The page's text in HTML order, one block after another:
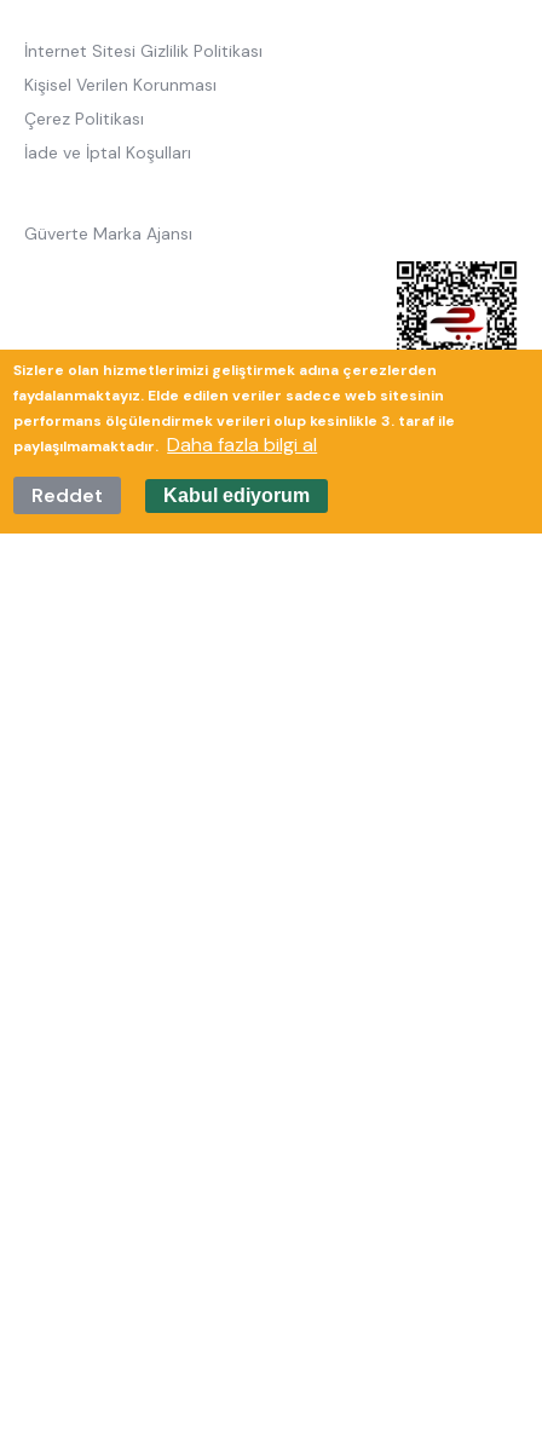
İnternet Sitesi Gizlilik Politikası
Kişisel Verilen Korunması
Çerez Politikası
İade ve İptal Koşulları
Güverte Marka Ajansı
Sizlere olan hizmetlerimizi geliştirmek adına çerezlerden
faydalanmaktayız. Elde edilen veriler sadece web sitesinin
performans ölçülendirmek verileri olup kesinlikle 3. taraf ile
paylaşılmamaktadır. Daha fazla bilgi al
Reddet
Kabul ediyorum